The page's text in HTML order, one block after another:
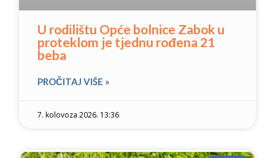
U rodilištu Opće bolnice Zabok u
proteklom je tjednu rođena 21
beba
PROČITAJ VIŠE »
7. kolovoza 2026. 13:36